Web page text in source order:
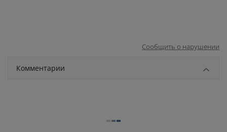
Сообщить о нарушении
Комментарии